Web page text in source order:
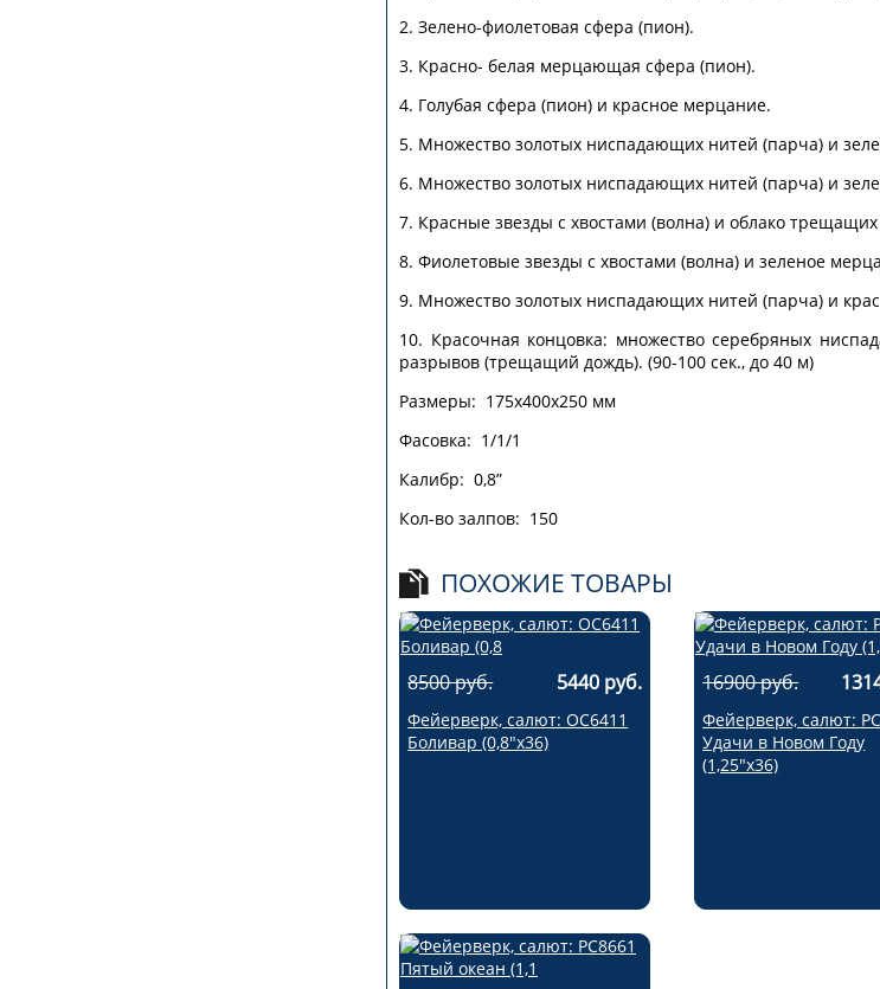
2. Зелено-фиолетовая сфера (пион).
3. Красно- белая мерцающая сфера (пион).
4. Голубая сфера (пион) и красное мерцание.
5. Множество золотых ниспадающих нитей (парча) и
6. Множество золотых ниспадающих нитей (парча) и
7. Красные звезды с хвостами (волна) и облако
8. Фиолетовые звезды с хвостами (волна) и зеленое
9. Множество золотых ниспадающих нитей (парча) и
10. Красочная концовка: множество серебряных
разрывов (трещащий дождь). (90-100 сек., до 40 м)
Размеры: 175х400х250 мм
Фасовка: 1/1/1
Калибр: 0,8”
Кол-во залпов: 150
ПОХОЖИЕ ТОВАРЫ
8500 руб. 5440 руб.
Фейерверк, салют: ОС6411
Боливар (0,8"х36)
16900 руб.
Фейерверк, салют:
Удачи в Новом Году
(1,25"х36)